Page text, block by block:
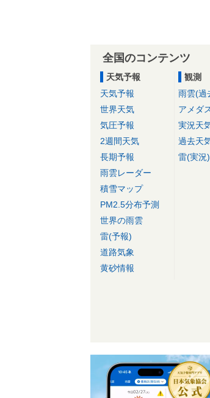
全国のコンテンツ
天気予報
天気予報
世界天気
気圧予報
2週間天気
長期予報
雨雲レーダー
積雪マップ
PM2.5分布予測
世界の雨雲
雷(予報)
道路気象
黄砂情報
観測
雨雲(過
アメダ
実況天
過去天
雷(実況)